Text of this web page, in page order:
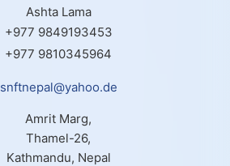
Ashta Lama
+977 9849193453
+977 9810345964
snftnepal@yahoo.de
Amrit Marg,
Thamel-26,
Kathmandu, Nepal